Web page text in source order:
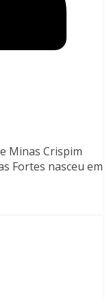
Minas Crispim
Fortes nasceu em